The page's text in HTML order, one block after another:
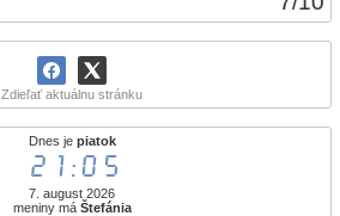
Zdieľať aktuálnu stránku
Dnes je piatok
21:05
7. august 2026
meniny má Štefánia